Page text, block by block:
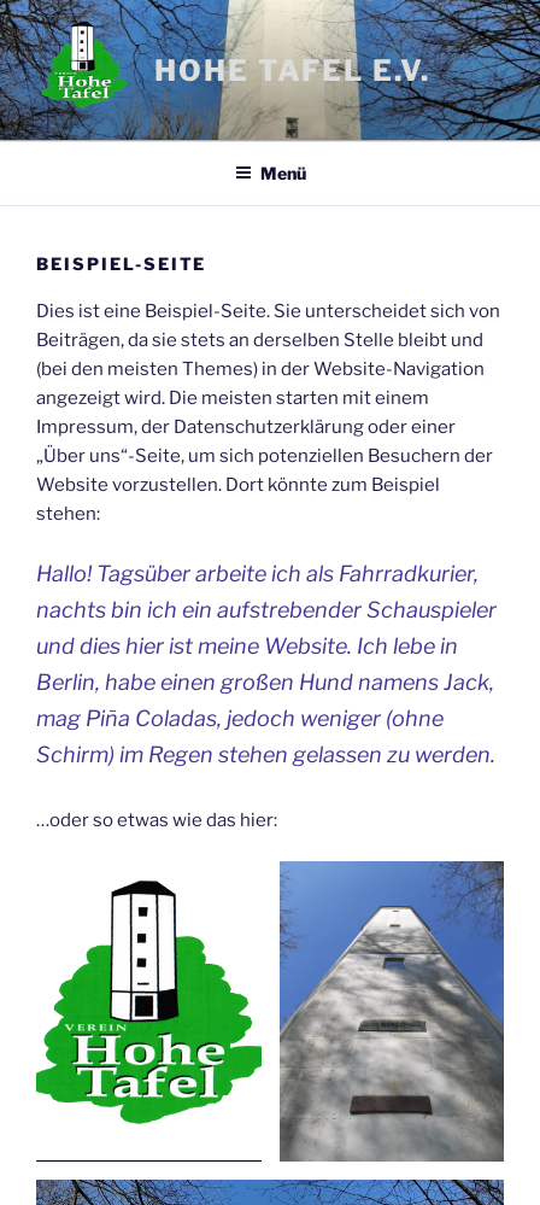
Zum
Inhalt
springen
HOHE TAFEL E.V.
Menü
BEISPIEL-SEITE
Dies ist eine Beispiel-Seite. Sie unterscheidet sich von
Beiträgen, da sie stets an derselben Stelle bleibt und
(bei den meisten Themes) in der Website-Navigation
angezeigt wird. Die meisten starten mit einem
Impressum, der Datenschutzerklärung oder einer
„Über uns“-Seite, um sich potenziellen Besuchern der
Website vorzustellen. Dort könnte zum Beispiel
stehen:
Hallo! Tagsüber arbeite ich als Fahrradkurier,
nachts bin ich ein aufstrebender Schauspieler
und dies hier ist meine Website. Ich lebe in
Berlin, habe einen großen Hund namens Jack,
mag Piña Coladas, jedoch weniger (ohne
Schirm) im Regen stehen gelassen zu werden.
…oder so etwas wie das hier: